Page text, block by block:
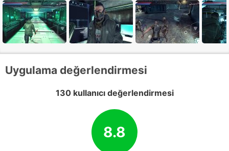
Uygulama değerlendirmesi
130 kullanıcı değerlendirmesi
8.8